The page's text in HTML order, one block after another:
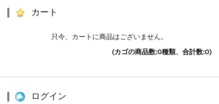
カート
只今、カートに商品はございません。
(カゴの商品数:0種類、合計数:0)
ログイン